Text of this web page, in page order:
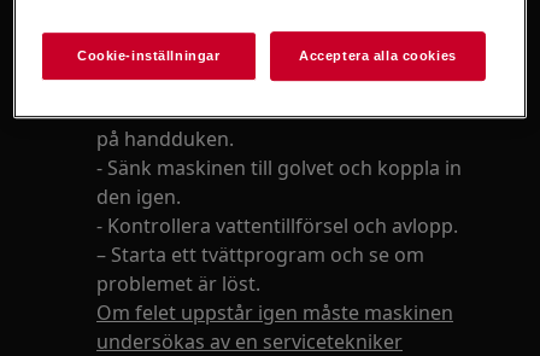
fotspark.
- Håll maskinen på plats i 30–40 sekunder
för att låta vattnet i bottenbrickan rinna av
på handduken.
- Sänk maskinen till golvet och koppla in
den igen.
- Kontrollera vattentillförsel och avlopp.
– Starta ett tvättprogram och se om
problemet är löst.
Om felet uppstår igen måste maskinen
undersökas av en servicetekniker
Cookie-inställningar Acceptera alla cookies